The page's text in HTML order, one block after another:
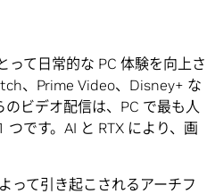
って日常的な PC 体験を向上さ
、Prime Video、Disney+ な
のビデオ配信は、PC で最も人
です。AI と RTX により、画
って引き起こされるアーチフ